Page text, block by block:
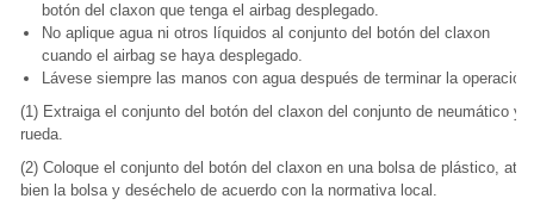
botón del claxon que tenga el airbag desplegado.
No aplique agua ni otros líquidos al conjunto del botón del claxon
cuando el airbag se haya desplegado.
Lávese siempre las manos con agua después de terminar la operación.
(1) Extraiga el conjunto del botón del claxon del conjunto de neumático y
rueda.
(2) Coloque el conjunto del botón del claxon en una bolsa de plástico, ate
bien la bolsa y deséchelo de acuerdo con la normativa local.